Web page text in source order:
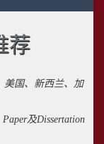
荐
美国、新西兰、加
及Dissertation